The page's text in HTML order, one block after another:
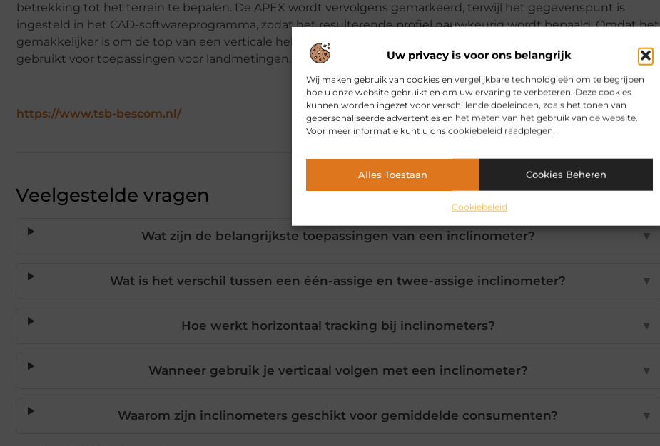
Uw privacy is voor ons belangrijk
Wij maken gebruik van cookies en vergelijkbare technologieën om te begrijpen
hoe u onze website gebruikt en om uw ervaring te verbeteren. Deze cookies
kunnen worden ingezet voor verschillende doeleinden, zoals het tonen van
gepersonaliseerde advertenties en het meten van het gebruik van de website.
Voor meer informatie kunt u ons cookiebeleid raadplegen.
Alles Toestaan Cookies Beheren
Cookiebeleid
betrekking tot het terrein te bepalen. De APEX wordt vervolgens gemarkeerd, terwijl het gegevenspunt is
ingesteld in het CAD-softwareprogramma, zodat het resulterende profiel nauwkeurig wordt bepaald. Omdat het
gemakkelijker is om de top van een verticale helling te identificeren, wordt de verticale trackingtechniek vaak
gebruikt voor toepassingen voor landmetingen.
https://www.tsb-bescom.nl/
Veelgestelde vragen
Wat zijn de belangrijkste toepassingen van een inclinometer? ▼
Wat is het verschil tussen een één-assige en twee-assige inclinometer? ▼
Hoe werkt horizontaal tracking bij inclinometers? ▼
Wanneer gebruik je verticaal volgen met een inclinometer? ▼
Waarom zijn inclinometers geschikt voor gemiddelde consumenten? ▼